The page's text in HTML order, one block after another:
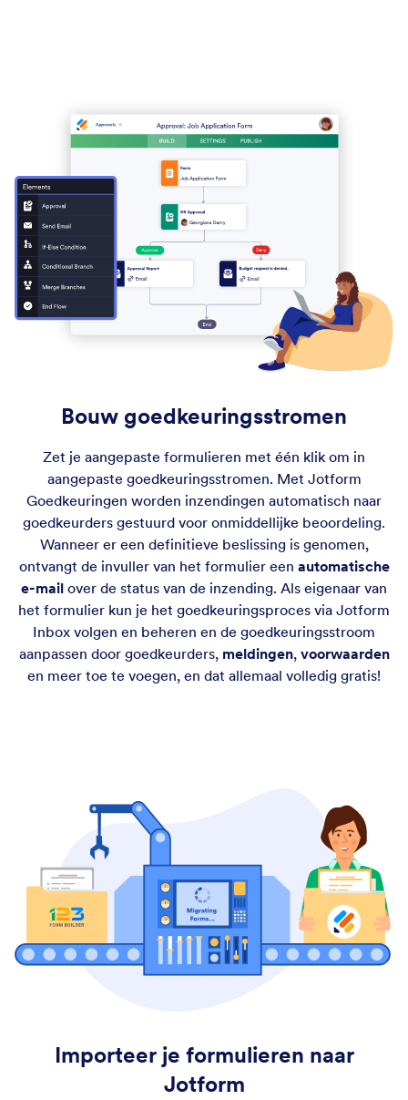
Bouw goedkeuringsstromen
Zet je aangepaste formulieren met één klik om in
aangepaste goedkeuringsstromen. Met Jotform
Goedkeuringen worden inzendingen automatisch naar
goedkeurders gestuurd voor onmiddellijke beoordeling.
Wanneer er een definitieve beslissing is genomen,
ontvangt de invuller van het formulier een automatische
e-mail over de status van de inzending. Als eigenaar van
het formulier kun je het goedkeuringsproces via Jotform
Inbox volgen en beheren en de goedkeuringsstroom
aanpassen door goedkeurders, meldingen, voorwaarden
en meer toe te voegen, en dat allemaal volledig gratis!
Importeer je formulieren naar
Jotform